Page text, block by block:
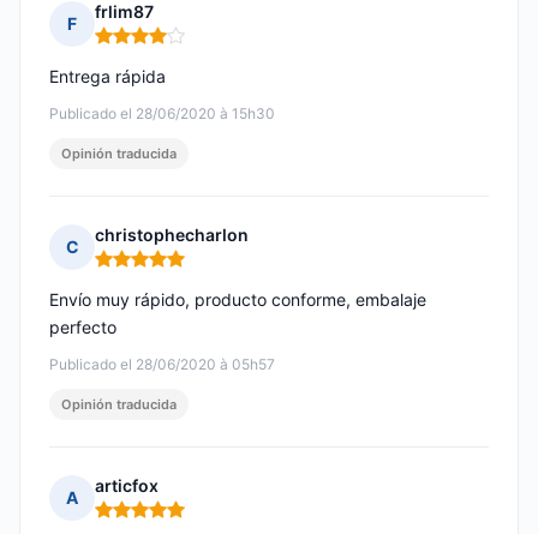
F
frlim87
Nota: 4 de 5
Publicado el 28/06/2020 à 15h30
Entrega rápida
Opinión traducida
C
christophecharlon
Nota: 5 de 5
Publicado el 28/06/2020 à 05h57
Envío muy rápido, producto conforme, embalaje
perfecto
Opinión traducida
A
articfox
Nota: 5 de 5